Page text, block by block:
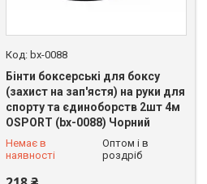
bx-0088
Бінти боксерські для боксу
(захист на зап'ястя) на руки для
спорту та єдиноборств 2шт 4м
OSPORT (bx-0088) Чорний
Немає в
наявності
Оптом і в
роздріб
+380 (93) 625-49-82